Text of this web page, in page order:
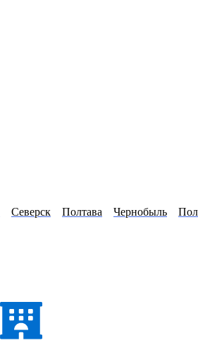
Северск Полтава Чернобыль